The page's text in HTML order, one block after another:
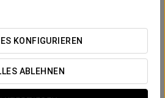
KONFIGURIEREN
ABLEHNEN
Sie in den von Details umgebenen
SERVICELEISTUNGEN